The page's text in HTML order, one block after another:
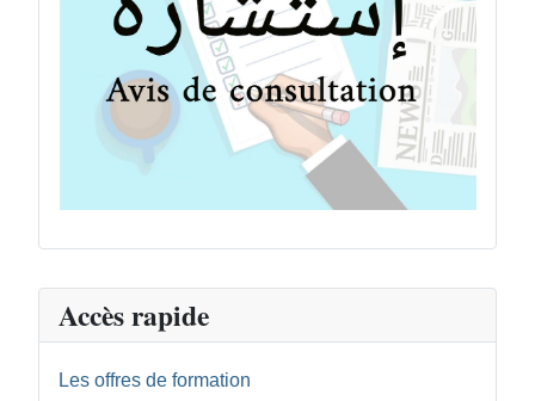
Accès rapide
Les offres de formation